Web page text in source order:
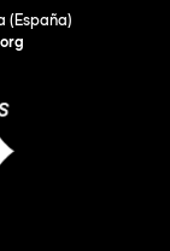
(España)